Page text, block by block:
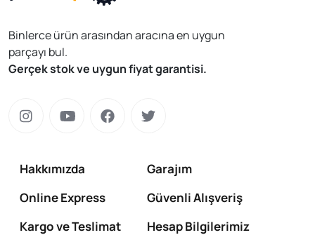
Binlerce ürün arasından aracına en uygun
parçayı bul.
Gerçek stok ve uygun fiyat garantisi.
Hakkımızda
Garajım
Online Express
Güvenli Alışveriş
Kargo ve Teslimat
Hesap Bilgilerimiz